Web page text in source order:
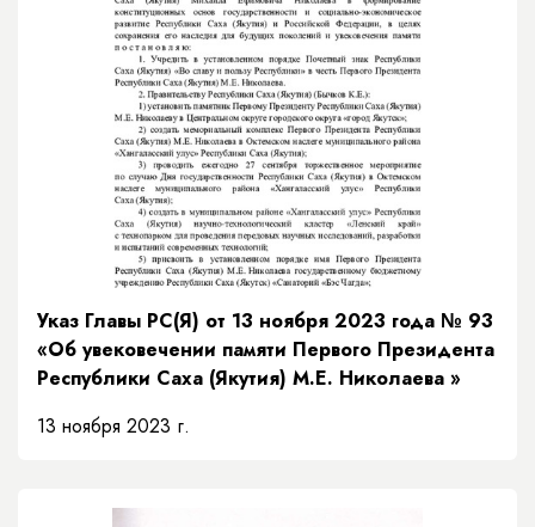
Указ Главы РС(Я) от 13 ноября 2023 года № 93
«Об увековечении памяти Первого Президента
Республики Саха (Якутия) М.Е. Николаева »
13 ноября 2023 г.